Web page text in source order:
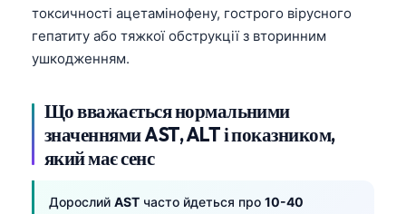
токсичності ацетамінофену, гострого вірусного
гепатиту або тяжкої обструкції з вторинним
ушкодженням.
Що вважається нормальними
значеннями AST, ALT і показником,
який має сенс
Дорослий AST часто йдеться про 10-40